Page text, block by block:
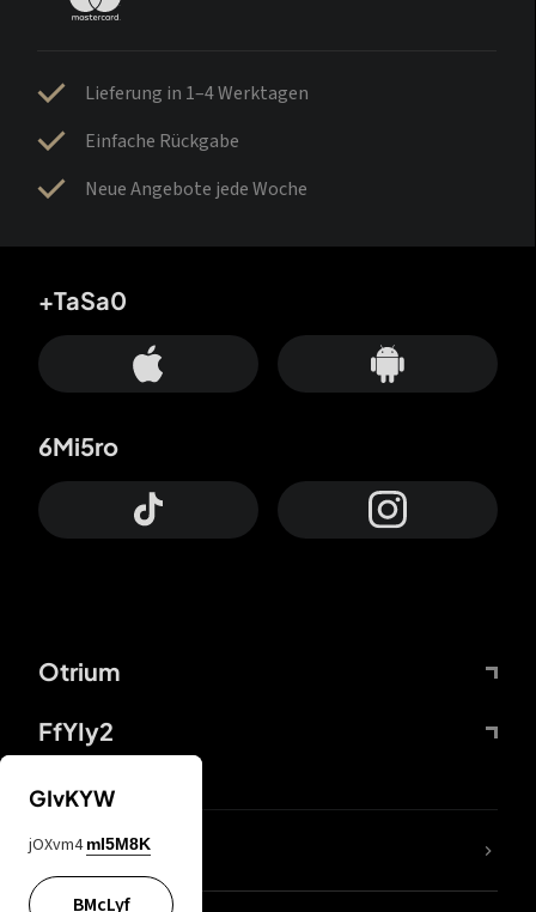
Lieferung in 1–4 Werktagen
Einfache Rückgabe
Neue Angebote jede Woche
Otrium
FfYIy2
+TaSa0
6Mi5ro
DDcvSo
GIvKYW
jOXvm4 mI5M8K
BMcLyf